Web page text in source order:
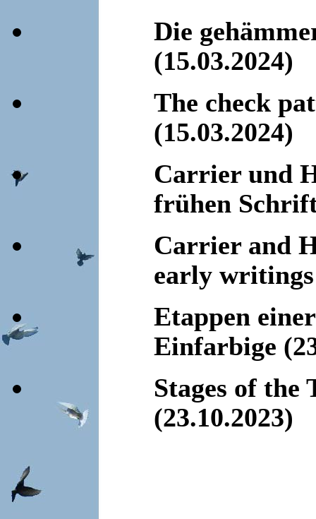
Die
(15.03.2024)
The check
(15.03.2024)
Carrier und
frühen
Carrier and
early
Etappen
Einfarbige
Stages of
(23.10.2023)